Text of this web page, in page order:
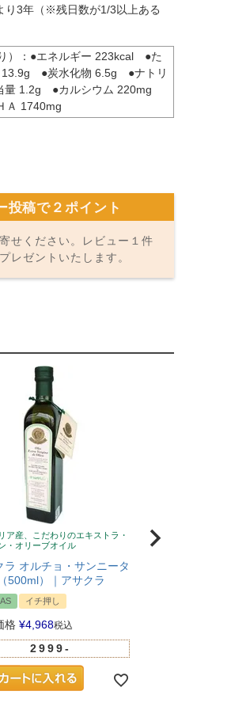
3年（※残日数が1/3以上ある
）：●エネルギー 223kcal ●た
●炭水化物 6.5g ●ナトリ
量 1.2g ●カルシウム 220mg
Ａ 1740mg
投稿で２ポイント
せください。レビュー１件
レゼントいたします。
ア産、こだわりのエキストラ・
・オリーブオイル
ラ オルチョ・サンニータ
500ml）｜アサクラ
イチ押し
格 ¥4,968税込
2999-
風邪予防に！ニュー
蜂蜜、無添加、クセ